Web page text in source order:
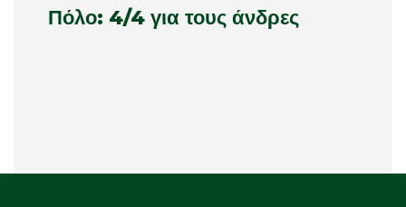
Πόλο: 4/4 για τους άνδρες